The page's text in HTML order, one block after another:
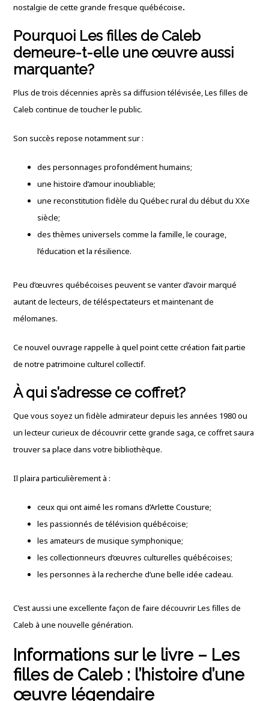
nostalgie de cette grande fresque québécoise.
Pourquoi Les filles de Caleb
demeure-t-elle une œuvre aussi
marquante?
Plus de trois décennies après sa diffusion télévisée, Les filles de
Caleb continue de toucher le public.
Son succès repose notamment sur :
des personnages profondément humains;
une histoire d’amour inoubliable;
une reconstitution fidèle du Québec rural du début du XXe
siècle;
des thèmes universels comme la famille, le courage,
l’éducation et la résilience.
Peu d’œuvres québécoises peuvent se vanter d’avoir marqué
autant de lecteurs, de téléspectateurs et maintenant de
mélomanes.
Ce nouvel ouvrage rappelle à quel point cette création fait partie
de notre patrimoine culturel collectif.
À qui s’adresse ce coffret?
Que vous soyez un fidèle admirateur depuis les années 1980 ou
un lecteur curieux de découvrir cette grande saga, ce coffret saura
trouver sa place dans votre bibliothèque.
Il plaira particulièrement à :
ceux qui ont aimé les romans d’Arlette Cousture;
les passionnés de télévision québécoise;
les amateurs de musique symphonique;
les collectionneurs d’œuvres culturelles québécoises;
les personnes à la recherche d’une belle idée cadeau.
C’est aussi une excellente façon de faire découvrir Les filles de
Caleb à une nouvelle génération.
Informations sur le livre – Les
filles de Caleb : l’histoire d’une
œuvre légendaire